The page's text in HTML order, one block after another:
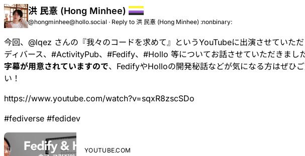
洪 民憙 (Hong Minhee)
@hongminhee@hollo.social · Reply to 洪 民憙 (Hong Minhee) :nonbinary:
今回、 @lqez さんの『我々のコードを求めて』というYouTubeに出演させていただ
ディバース、 #ActivityPub、 #Fedify、 #Hollo 等についてお話させていただきました
字幕が用意されていますので、FedifyやHolloの開発秘話などが気になる方はぜひ
い！
https://www.youtube.com/watch?v=sqxR8zscSDo
#fediverse #fedidev
YOUTUBE.COM